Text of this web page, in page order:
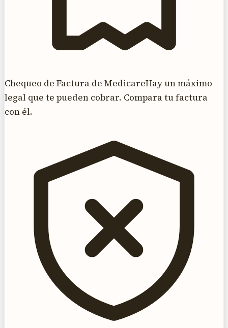
Chequeo de Factura de MedicareHay un máximo
legal que te pueden cobrar. Compara tu factura
con él.